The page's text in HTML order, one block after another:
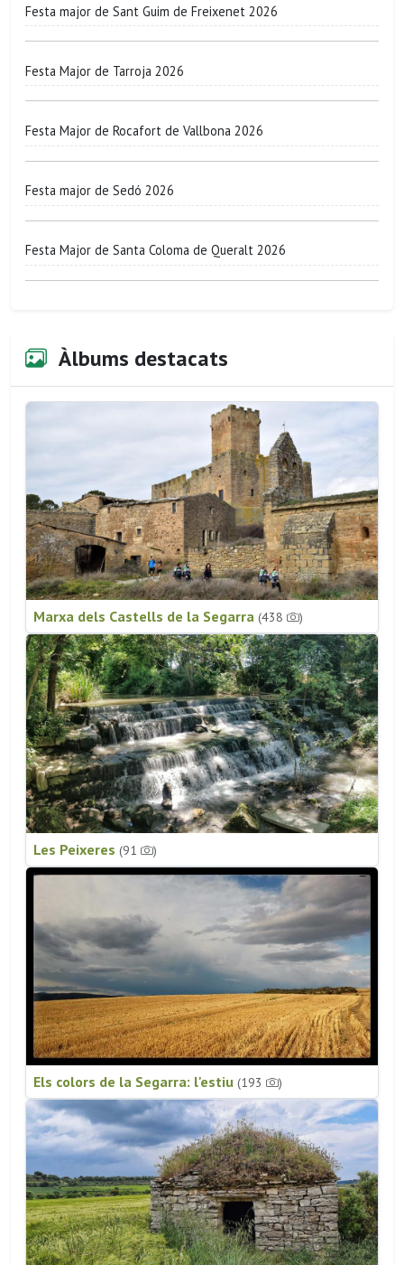
Festa major de Sant Guim de Freixenet 2026
Festa Major de Tarroja 2026
Festa Major de Rocafort de Vallbona 2026
Festa major de Sedó 2026
Festa Major de Santa Coloma de Queralt 2026
Àlbums destacats
Marxa dels Castells de la Segarra (438 )
Les Peixeres (91 )
Els colors de la Segarra: l'estiu (193 )